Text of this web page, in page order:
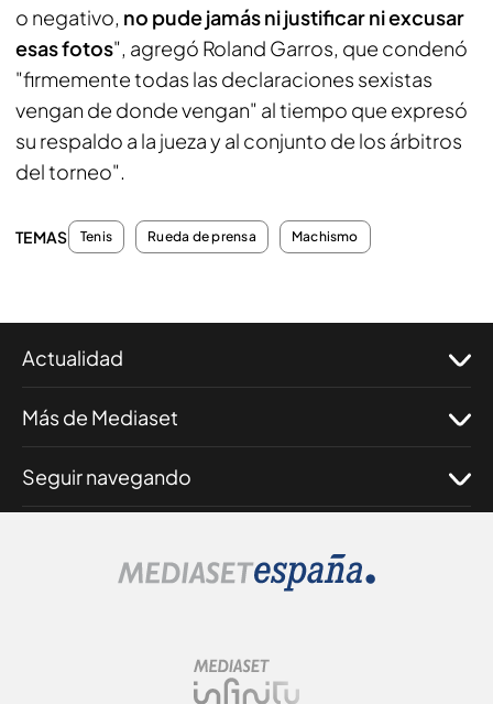
o negativo, no pude jamás ni justificar ni excusar
esas fotos", agregó Roland Garros, que condenó
"firmemente todas las declaraciones sexistas
vengan de donde vengan" al tiempo que expresó
su respaldo a la jueza y al conjunto de los árbitros
del torneo".
TEMAS Tenis Rueda de prensa Machismo
Actualidad
Más de Mediaset
Seguir navegando